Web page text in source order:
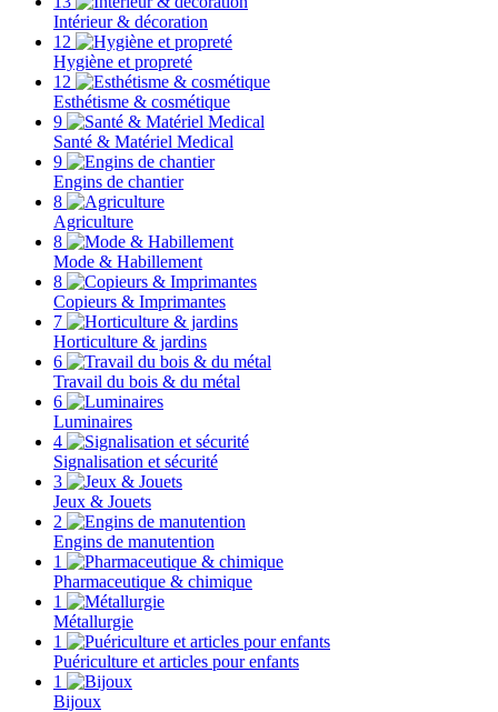
Intérieur & décoration
12
Hygiène et propreté
12
Esthétisme & cosmétique
9
Santé & Matériel Medical
9
Engins de chantier
8
Agriculture
8
Mode & Habillement
8
Copieurs & Imprimantes
7
Horticulture & jardins
6
Travail du bois & du métal
6
Luminaires
4
Signalisation et sécurité
3
Jeux & Jouets
2
Engins de manutention
1
Pharmaceutique & chimique
1
Métallurgie
1
Puériculture et articles pour enfants
1
Bijoux